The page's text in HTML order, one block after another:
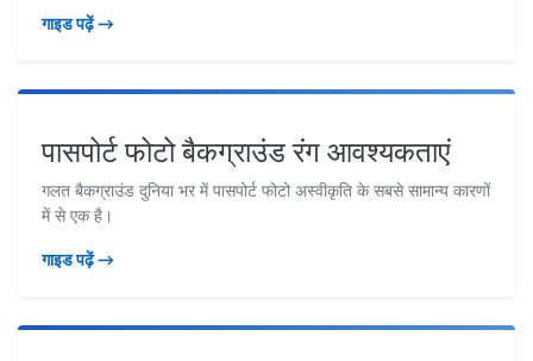
गाइड पढ़ें →
पासपोर्ट फोटो बैकग्राउंड रंग आवश्यकताएं
गलत बैकग्राउंड दुनिया भर में पासपोर्ट फोटो अस्वीकृति के सबसे सामान्य कारणों
में से एक है।
गाइड पढ़ें →